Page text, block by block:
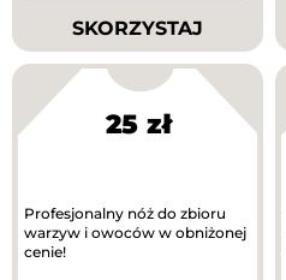
SKORZYSTAJ
25 zł
Profesjonalny nóż do zbioru
warzyw i owoców w obniżonej
cenie!